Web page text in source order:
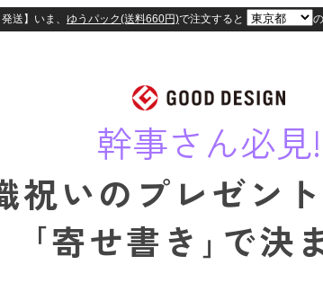
幹事さん必見!
祝いの プレゼン
｢寄せ書き｣で決